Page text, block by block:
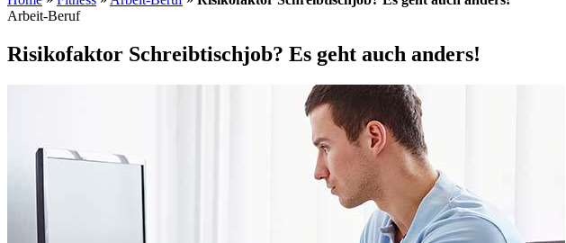
Arbeit-Beruf
Risikofaktor Schreibtischjob? Es geht auch anders!